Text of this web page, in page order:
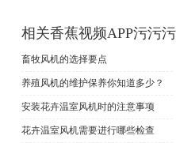
相关香蕉视频APP污污
畜牧风机的选择要点
养殖风机的维护保养你知道多少？
安装花卉温室风机时的注意事项
花卉温室风机需要进行哪些检查